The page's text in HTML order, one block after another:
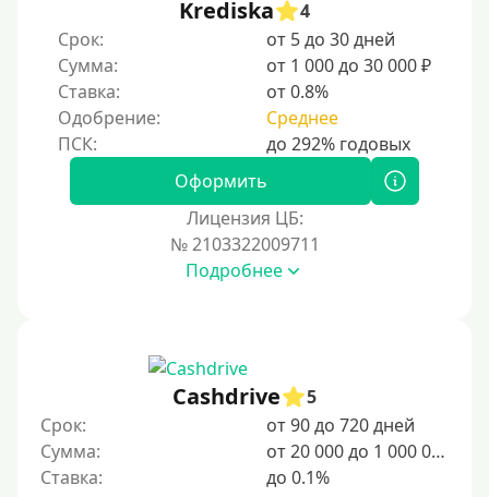
Залог
Под залог ПТС
Без залога
Под залог недвижимости
Под ПТС по доверенности
Цель
На Новый Год
Krediska
4
Срок:
от 5 до 30 дней
Сумма:
от 1 000 до 30 000 ₽
Ставка:
от 0.8%
Одобрение:
Среднее
Оформить
Лицензия ЦБ:
№ 2103322009711
Подробнее
Cashdrive
5
Срок:
от 90 до 720 дней
Сумма:
от 20 000 до 1 000 000 ₽
Ставка:
до 0.1%